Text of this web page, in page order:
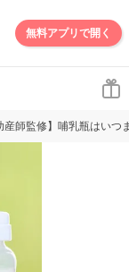
無料アプリで開く
産師監修】哺乳瓶はい